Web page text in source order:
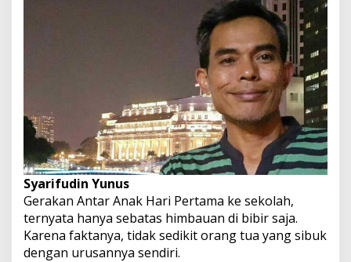
Syarifudin Yunus
Gerakan Antar Anak Hari Pertama ke sekolah,
ternyata hanya sebatas himbauan di bibir saja.
Karena faktanya, tidak sedikit orang tua yang sibuk
dengan urusannya sendiri.